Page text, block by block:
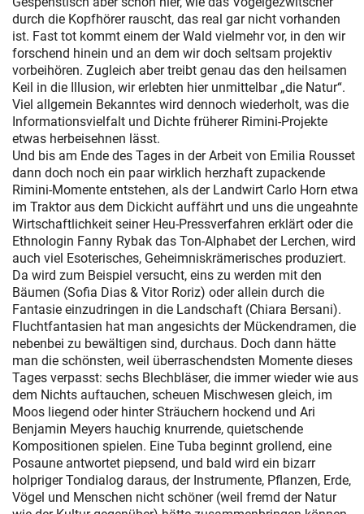
durch die Kopfhörer rauscht, das real gar nicht vorhanden
ist. Fast tot kommt einem der Wald vielmehr vor, in den wir
forschend hinein und an dem wir doch seltsam projektiv
vorbeihören. Zugleich aber treibt genau das den heilsamen
Keil in die Illusion, wir erlebten hier unmittelbar „die Natur“.
Viel allgemein Bekanntes wird dennoch wiederholt, was die
Informationsvielfalt und Dichte früherer Rimini-Projekte
etwas herbeisehnen lässt.
Und bis am Ende des Tages in der Arbeit von Emilia Rousset
dann doch noch ein paar wirklich herzhaft zupackende
Rimini-Momente entstehen, als der Landwirt Carlo Horn etwa
im Traktor aus dem Dickicht auffährt und uns die ungeahnte
Wirtschaftlichkeit seiner Heu-Pressverfahren erklärt oder die
Ethnologin Fanny Rybak das Ton-Alphabet der Lerchen, wird
auch viel Esoterisches, Geheimniskrämerisches produziert.
Da wird zum Beispiel versucht, eins zu werden mit den
Bäumen (Sofia Dias & Vitor Roriz) oder allein durch die
Fantasie einzudringen in die Landschaft (Chiara Bersani).
Fluchtfantasien hat man angesichts der Mückendramen, die
nebenbei zu bewältigen sind, durchaus. Doch dann hätte
man die schönsten, weil überraschendsten Momente dieses
Tages verpasst: sechs Blechbläser, die immer wieder wie aus
dem Nichts auftauchen, scheuen Mischwesen gleich, im
Moos liegend oder hinter Sträuchern hockend und Ari
Benjamin Meyers hauchig knurrende, quietschende
Kompositionen spielen. Eine Tuba beginnt grollend, eine
Posaune antwortet piepsend, und bald wird ein bizarr
holpriger Tondialog daraus, der Instrumente, Pflanzen, Erde,
Vögel und Menschen nicht schöner (weil fremd der Natur